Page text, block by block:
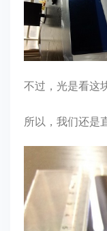
不过，光是看这
所以，我们还是